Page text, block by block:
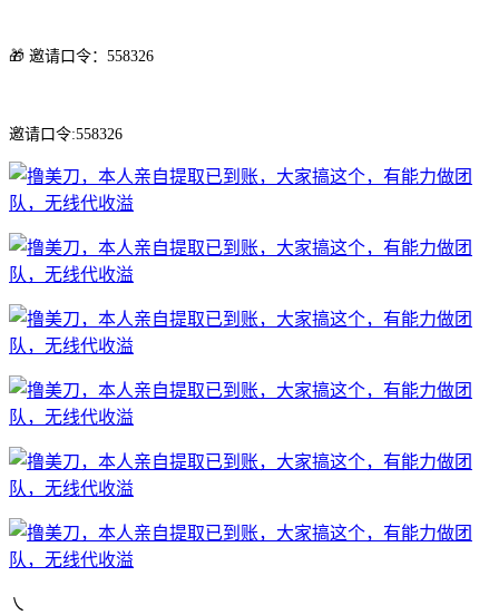
🎁 邀请口令：558326
邀请口令:558326
㇏